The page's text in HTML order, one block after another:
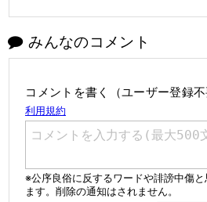
みんなのコメント
コメントを書く（ユーザー登録不